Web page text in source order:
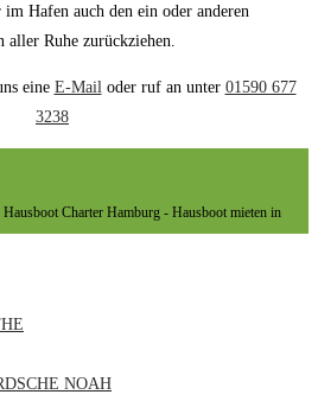
Hafen auch den ein oder anderen
Ruhe zurückziehen.
eine E-Mail oder ruf an unter 01590 677
3238
Charter Hamburg - Hausboot mieten in
NOAH